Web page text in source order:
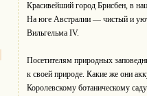
Красивейший город Брисбен, в
На юге Австралии — чистый и
Вильгельма IV.
Посетителям природных
к своей природе. Какие же они
Королевскому ботаническому